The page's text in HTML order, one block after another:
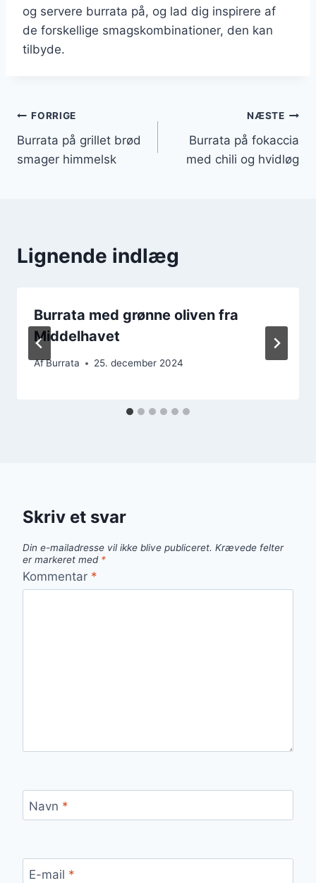
og servere burrata på, og lad dig inspirere af
de forskellige smagskombinationer, den kan
tilbyde.
Indlægsnavigation
FORRIGE
Burrata på grillet brød
smager himmelsk
NÆSTE
Burrata på fokaccia
med chili og hvidløg
Lignende indlæg
Burrata med grønne oliven fra
Middelhavet
AfBurrata 25. december 2024
Skriv et svar
Din e-mailadresse vil ikke blive publiceret. Krævede felter
er markeret med *
Kommentar *
Navn *
E-mail *